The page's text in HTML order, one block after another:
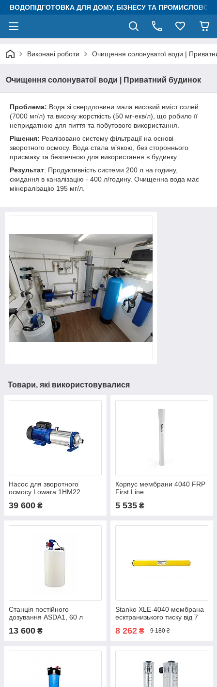
ВОДОПІДГОТОВКА ДЛЯ ДОМУ, БІЗНЕСУ ТА
Виконані роботи Очищення солонуватої води |
Очищення солонуватої води | Приватний будинок
Проблема: Вода зі свердловини мала високий вміст солей
(7000 мг/л) та високу жорсткість (50 мг-екв/л), що робило її
непридатною для пиття та побутового використання.
Рішення: Реалізовано систему фільтрації на основі
зворотного осмосу. Вода стала м’якою, без стороннього
присмаку та безпечною для використання в будинку.
Результат: Продуктивність системи 200 л на годину,
скидання в каналізацію - 400 л/годину. Очищенна вода має
мінералізацію 195 мг/л.
Товари, які використовувалися
Насос для зворотного
осмосу Lowara 1HM22
39 600 ₴
Корпус мембрани 4040 FRP
First Line
5 535 ₴
Станція постійного
дозування ASDA1, 60 л
13 600 ₴
Stanko XLE-4040 мембрана
есктранизького тиску від 7
8 262 ₴ 9 180 ₴